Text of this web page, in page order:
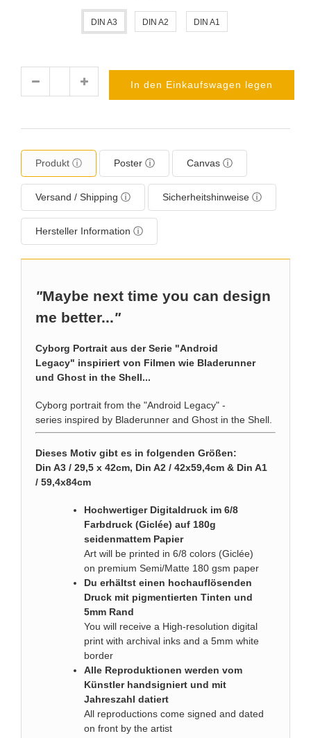
DIN A3 DIN A2 DIN A1
In den Einkaufswagen legen
Produkt ⓘ Poster ⓘ Canvas ⓘ
Versand / Shipping ⓘ Sicherheitshinweise ⓘ
Hersteller Information ⓘ
"Maybe next time you can design
me better..."
Cyborg Portrait aus der Serie "Android
Legacy" inspiriert von Filmen wie Bladerunner
und Ghost in the Shell...
Cyborg portrait from the "Android Legacy" -
series inspired by Bladerunner and Ghost in the Shell.
Dieses Motiv gibt es in folgenden Größen:
Din A3 / 29,5 x 42cm, Din A2 / 42x59,4cm & Din A1
/ 59,4x84cm
Hochwertiger Digitaldruck im 6/8
Farbdruck (Giclée) auf 180g
seidenmattem Papier
Art will be printed in 6/8 colors (Giclée)
on premium Semi/Matte 180 gsm paper
Du erhältst einen hochauflösenden
Druck mit pigmentierten Tinten und
5mm Rand
You will receive a High-resolution digital
print with archival inks and a 5mm white
border
Alle Reproduktionen werden vom
Künstler handsigniert und mit
Jahreszahl datiert
All reproductions come signed and dated
on front by the artist